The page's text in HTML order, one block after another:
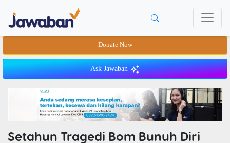
Donate Now
Ask Jawaban
Setahun Tragedi Bom Bunuh Diri